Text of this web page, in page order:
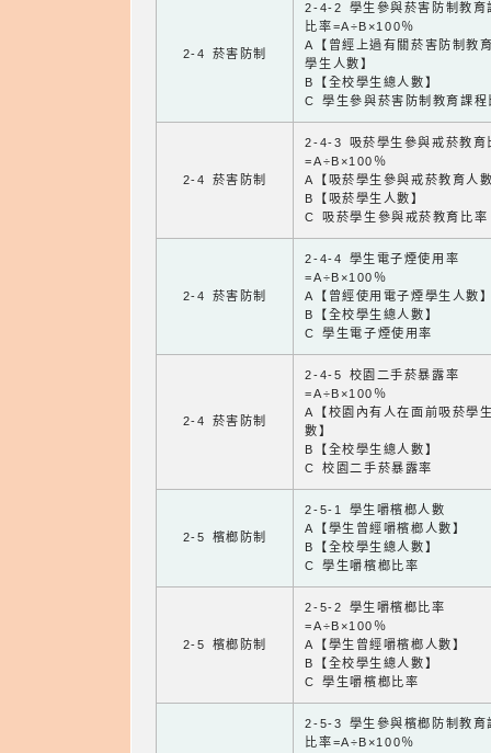
2-4 菸害防制
2-4-2 學生參與菸害防制教育
比率=A÷B×100％
A【曾經上過有關菸害防制教
學生人數】
B【全校學生總人數】
C 學生參與菸害防制教育課程
2-4 菸害防制
2-4-3 吸菸學生參與戒菸教育
=A÷B×100％
A【吸菸學生參與戒菸教育人
B【吸菸學生人數】
C 吸菸學生參與戒菸教育比率
2-4 菸害防制
2-4-4 學生電子煙使用率
=A÷B×100％
A【曾經使用電子煙學生人數
B【全校學生總人數】
C 學生電子煙使用率
2-4 菸害防制
2-4-5 校園二手菸暴露率
=A÷B×100％
A【校園內有人在面前吸菸學
數】
B【全校學生總人數】
C 校園二手菸暴露率
2-5 檳榔防制
2-5-1 學生嚼檳榔人數
A【學生曾經嚼檳榔人數】
B【全校學生總人數】
C 學生嚼檳榔比率
2-5 檳榔防制
2-5-2 學生嚼檳榔比率
=A÷B×100％
A【學生曾經嚼檳榔人數】
B【全校學生總人數】
C 學生嚼檳榔比率
2-5-3 學生參與檳榔防制教育
比率=A÷B×100％